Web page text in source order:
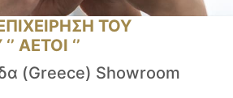
ΤΟΥ
ΑΕΤΟΙ ‘’
(Greece) Showroom